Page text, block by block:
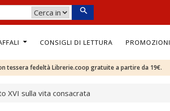
CONSIGLI DI LETTURA PROMOZIONI
tessera fedeltà Librerie.coop gratuite a partire da 19€.
XVI sulla vita consacrata